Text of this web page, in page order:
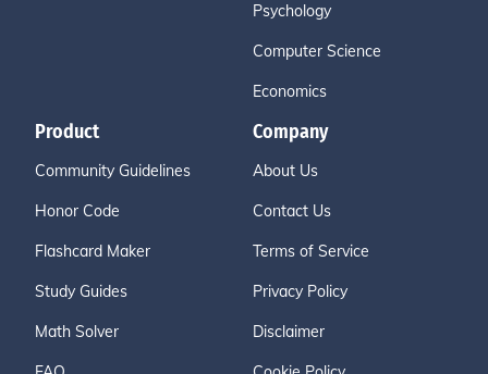
Psychology
Computer Science
Economics
Product
Community Guidelines
Honor Code
Flashcard Maker
Study Guides
Math Solver
Company
About Us
Contact Us
Terms of Service
Privacy Policy
Disclaimer